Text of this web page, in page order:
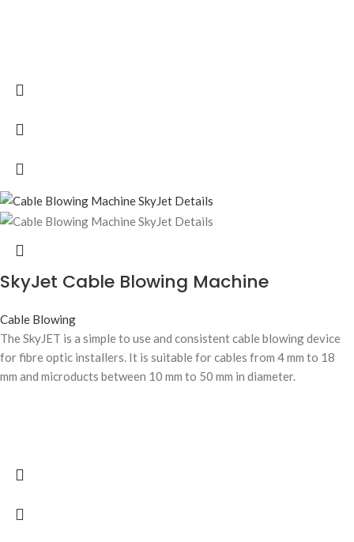
SkyJet Cable Blowing Machine
Cable Blowing
The SkyJET is a simple to use and consistent cable blowing device
for fibre optic installers. It is suitable for cables from 4 mm to 18
mm and microducts between 10 mm to 50 mm in diameter.